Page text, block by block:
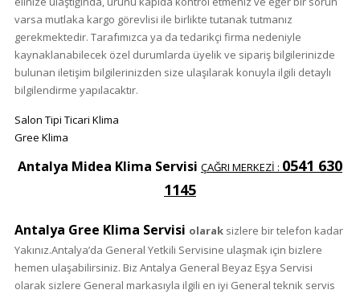
varsa mutlaka kargo görevlisi ile birlikte tutanak tutmanız
gerekmektedir. Tarafımızca ya da tedarikçi firma nedeniyle
kaynaklanabilecek özel durumlarda üyelik ve sipariş bilgilerinizde
bulunan iletişim bilgilerinizden size ulaşılarak konuyla ilgili detaylı
bilgilendirme yapılacaktır.
Salon Tipi Ticari Klima
Gree Klima
Antalya Midea Klima Servisi ÇAĞRI MERKEZİ : 0541 630
1145
Antalya Gree Klima Servisi olarak sizlere bir telefon kadar
Yakınız.Antalya’da General Yetkili Servisine ulaşmak için bizlere
hemen ulaşabilirsiniz. Biz Antalya General Beyaz Eşya Servisi
olarak sizlere General markasıyla ilgili en iyi General teknik servis